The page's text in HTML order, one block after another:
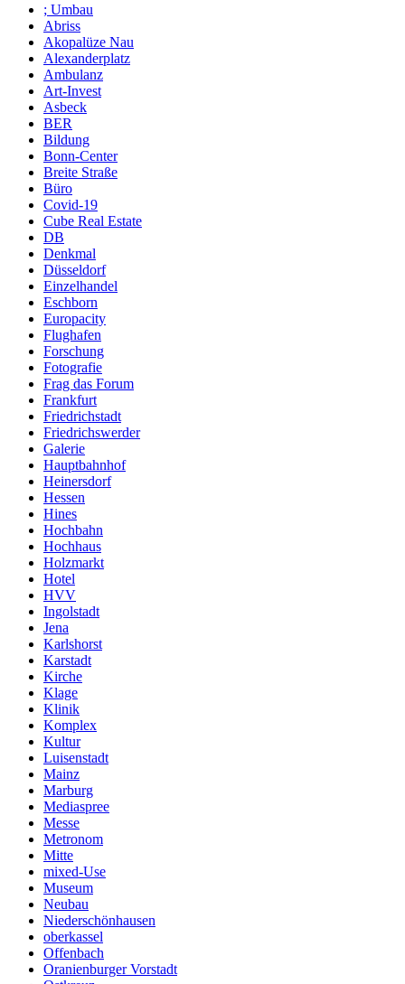
; Umbau
Abriss
Akopalüze Nau
Alexanderplatz
Ambulanz
Art-Invest
Asbeck
BER
Bildung
Bonn-Center
Breite Straße
Büro
Covid-19
Cube Real Estate
DB
Denkmal
Düsseldorf
Einzelhandel
Eschborn
Europacity
Flughafen
Forschung
Fotografie
Frag das Forum
Frankfurt
Friedrichstadt
Friedrichswerder
Galerie
Hauptbahnhof
Heinersdorf
Hessen
Hines
Hochbahn
Hochhaus
Holzmarkt
Hotel
HVV
Ingolstadt
Jena
Karlshorst
Karstadt
Kirche
Klage
Klinik
Komplex
Kultur
Luisenstadt
Mainz
Marburg
Mediaspree
Messe
Metronom
Mitte
mixed-Use
Museum
Neubau
Niederschönhausen
oberkassel
Offenbach
Oranienburger Vorstadt